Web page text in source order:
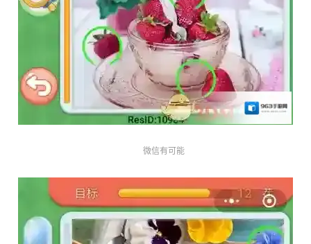
微信有可能